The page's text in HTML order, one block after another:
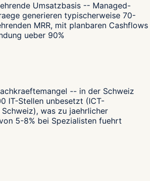
Umsatzbasis -- Managed-
generieren typischerweise 70-
MRR, mit planbaren Cashflows
ueber 90%
-- in der Schweiz
IT-Stellen unbesetzt (ICT-
was zu jaehrlicher
5-8% bei Spezialisten fuehrt